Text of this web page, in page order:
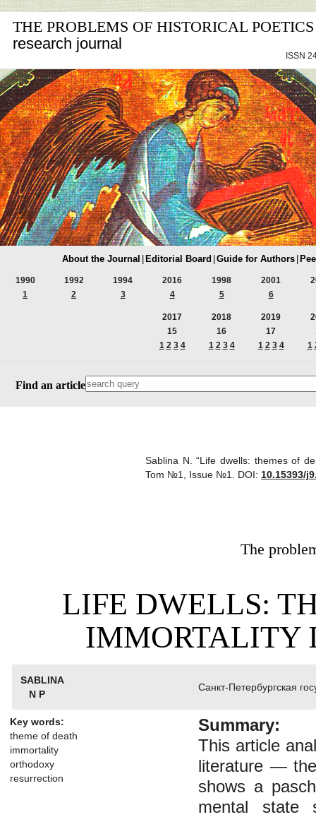
THE PROBLEMS OF HISTORICAL POETICS
research journal
ISSN
About the Journal Editorial Board Guide for Authors
1990
1
1992
2
1994
3
2016
4
1998
5
2001
6
2017
15
1 2 3 4
2018
16
1 2 3 4
2019
17
1 2 3 4
1
Find an article
Sablina N. “Life dwells: themes of
Tom №1, Issue №1. DOI: 10.15393/
The
LIFE DWELLS:
IMMORTALITY
SABLINA
N P
Санкт-Петербургская
Key words:
theme of death
immortality
orthodoxy
resurrection
Summary:
This article
literature —the
shows a
mental state